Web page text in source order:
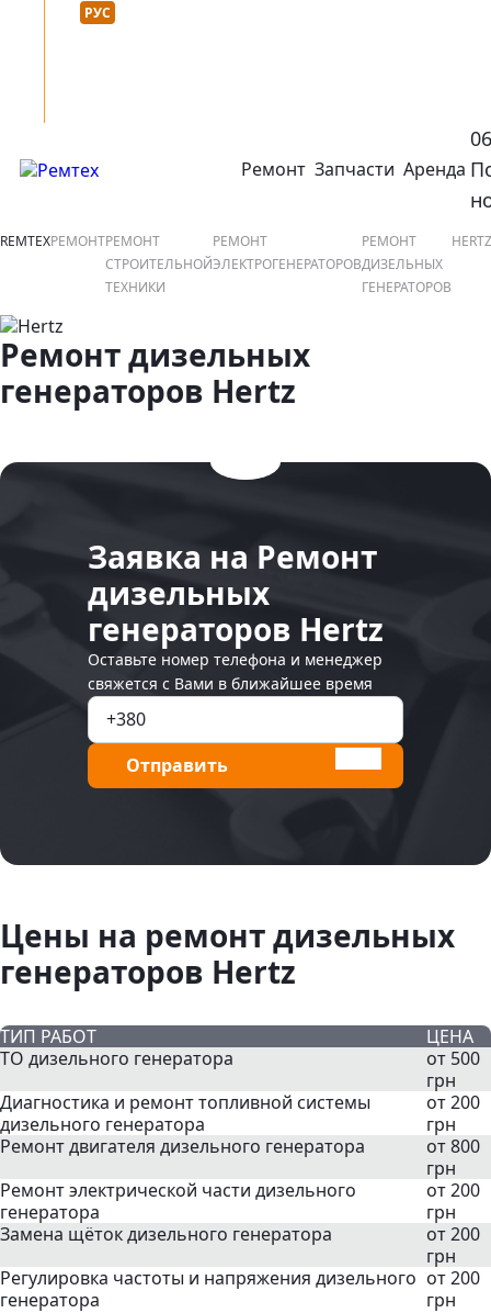
Язык сайта :
РУС
открыть или закрыть навигационное меню
Ремонт Запчасти Аренда
REMTEXРЕМОНТРЕМОНТ
СТРОИТЕЛЬНОЙ
ТЕХНИКИ
РЕМОНТ
ЭЛЕКТРОГЕНЕРАТОРОВ
РЕМОНТ
ДИЗЕЛЬНЫХ
ГЕНЕРАТОРОВ
HERTZ
Ремонт дизельных
генераторов Hertz
Заявка на Ремонт
дизельных
генераторов Hertz
Оставьте номер телефона и менеджер
свяжется с Вами в ближайшее время
Отправить
Цены на ремонт дизельных
генераторов Hertz
ТИП РАБОТ
ЦЕНА
ТО дизельного генератора
от 500
грн
Диагностика и ремонт топливной системы
дизельного генератора
от 200
грн
Ремонт двигателя дизельного генератора
от 800
грн
Ремонт электрической части дизельного
генератора
от 200
грн
Замена щёток дизельного генератора
от 200
грн
Регулировка частоты и напряжения дизельного
генератора
от 200
грн